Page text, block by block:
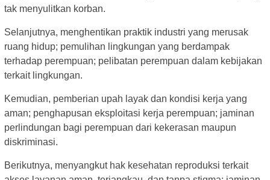
tak menyulitkan korban.
Selanjutnya, menghentikan praktik industri yang merusak
ruang hidup; pemulihan lingkungan yang berdampak
terhadap perempuan; pelibatan perempuan dalam kebijakan
terkait lingkungan.
Kemudian, pemberian upah layak dan kondisi kerja yang
aman; penghapusan eksploitasi kerja perempuan; jaminan
perlindungan bagi perempuan dari kekerasan maupun
diskriminasi.
Berikutnya, menyangkut hak kesehatan reproduksi terkait